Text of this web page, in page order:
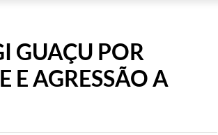
GUAÇU POR
E AGRESSÃO A